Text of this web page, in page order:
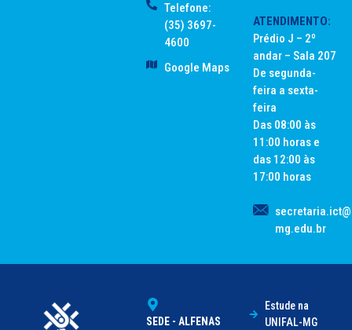
Telefone:
(35) 3697-
4600
Google Maps
ATENDIMENTO:
Prédio J – 2º
andar – Sala 207
De segunda-
feira a sexta-
feira
Das 08:00 às
11:00 horas e
das 12:00 às
17:00 horas
mg.edu.br
SEDE - ALFENAS
Estude na
UNIFAL-MG